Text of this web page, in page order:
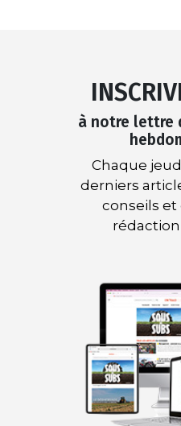
à notre lettre
Chaque
derniers
conseils et
rédaction